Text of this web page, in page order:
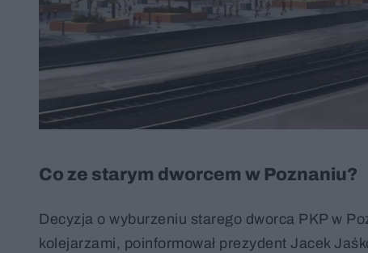
Co ze starym dworcem w Poznaniu?
Decyzja o wyburzeniu starego dworca PKP w
kolejarzami, poinformował prezydent Jacek